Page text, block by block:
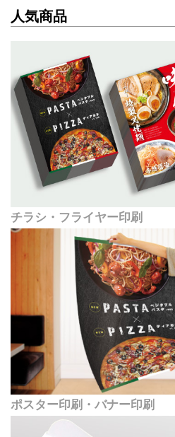
人気商品
チラシ・フライヤー印刷
ポスター印刷・バナー印刷